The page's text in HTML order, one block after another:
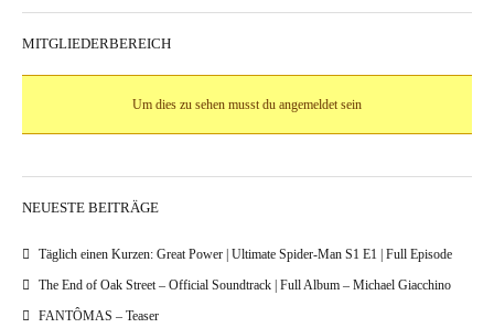
MITGLIEDERBEREICH
Um dies zu sehen musst du angemeldet sein
NEUESTE BEITRÄGE
Täglich einen Kurzen: Great Power | Ultimate Spider-Man S1 E1 | Full Episode
The End of Oak Street – Official Soundtrack | Full Album – Michael Giacchino
FANTÔMAS – Teaser